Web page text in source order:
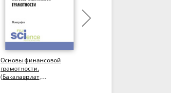
Основы финансовой
грамотности.
(Бакалавриат,